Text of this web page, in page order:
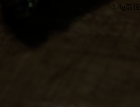
3.3g前後